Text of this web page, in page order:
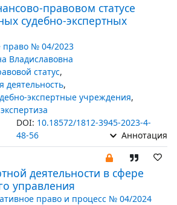
правовом статусе
судебно-экспертных
право № 04/2023
Владиславовна
статус,
деятельность,
экспертные учреждения,
DOI: 10.18572/1812-3945-2023-4-
48-56
Аннотация
деятельности в сфере
управления
право и процесс № 04/2024